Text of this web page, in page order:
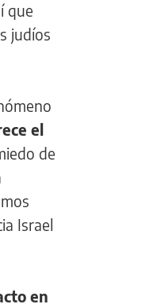
que
judíos
el
de
Israel
en